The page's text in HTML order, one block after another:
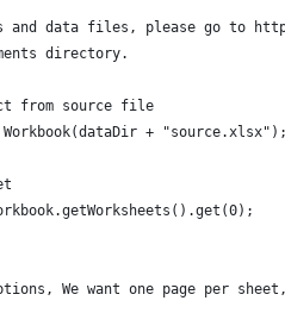
and data files, please go to
directory.
from source file
Workbook(dataDir +
We want one page per